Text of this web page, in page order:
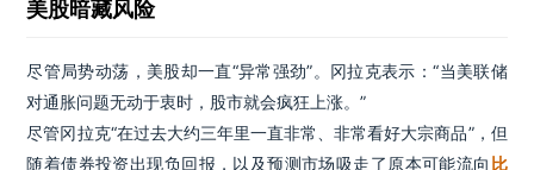
美股暗藏风险
尽管局势动荡，美股却一直“异常强劲”。冈拉克表示：“当美联储
对通胀问题无动于衷时，股市就会疯狂上涨。”
尽管冈拉克“在过去大约三年里一直非常、非常看好大宗商品”，但
随着债券投资出现负回报，以及预测市场吸走了原本可能流向 比